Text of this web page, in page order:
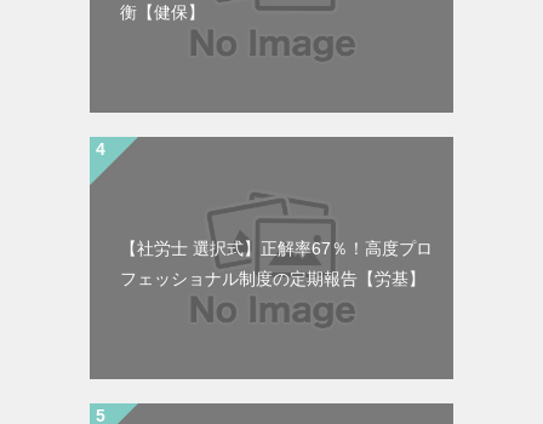
衡【健保】
【社労士 選択式】正解率67％！高度プロ
フェッショナル制度の定期報告【労基】